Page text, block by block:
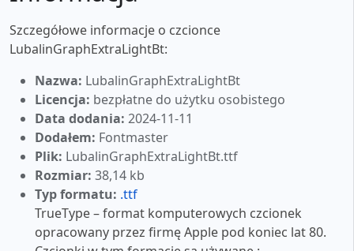
Szczegółowe informacje o czcionce
LubalinGraphExtraLightBt:
Nazwa: LubalinGraphExtraLightBt
Licencja: bezpłatne do użytku osobistego
Data dodania: 2024-11-11
Dodałem: Fontmaster
Plik: LubalinGraphExtraLightBt.ttf
Rozmiar: 38,14 kb
Typ formatu: .ttf
TrueType – format komputerowych czcionek
opracowany przez firmę Apple pod koniec lat 80.